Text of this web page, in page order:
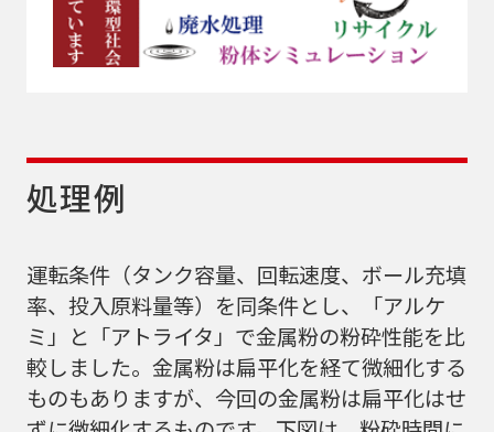
処理例
運転条件（タンク容量、回転速度、ボール充填
率、投入原料量等）を同条件とし、「アルケ
ミ」と「アトライタ」で金属粉の粉砕性能を比
較しました。金属粉は扁平化を経て微細化する
ものもありますが、今回の金属粉は扁平化はせ